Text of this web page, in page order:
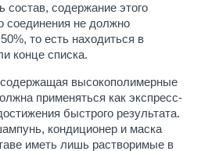
состав, содержание этого
соединения не должно
то есть находиться в
конце списка.
высокополимерные
применяться как экспресс-
быстрого результата.
кондиционер и маска
иметь лишь растворимые в